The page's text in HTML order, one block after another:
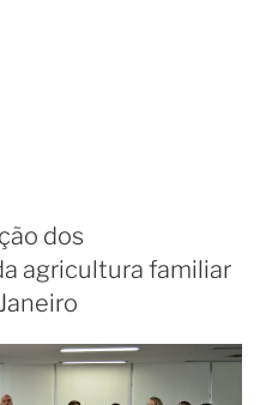
dos
agricultura familiar